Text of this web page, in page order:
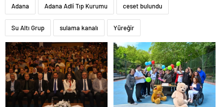
Adana Adana Adli Tıp Kurumu ceset bulundu
Su Altı Grup sulama kanalı Yüreğir